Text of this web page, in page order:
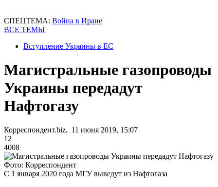
СПЕЦТЕМА: Война в Иране
ВСЕ ТЕМЫ
Вступление Украины в ЕС
Магистральные газопроводы
Украины передадут
Нафтогазу
Корреспондент.biz, 11 июня 2019, 15:07
12
4008
Фото: Корреспондент
С 1 января 2020 года МГУ выведут из Нафтогаза